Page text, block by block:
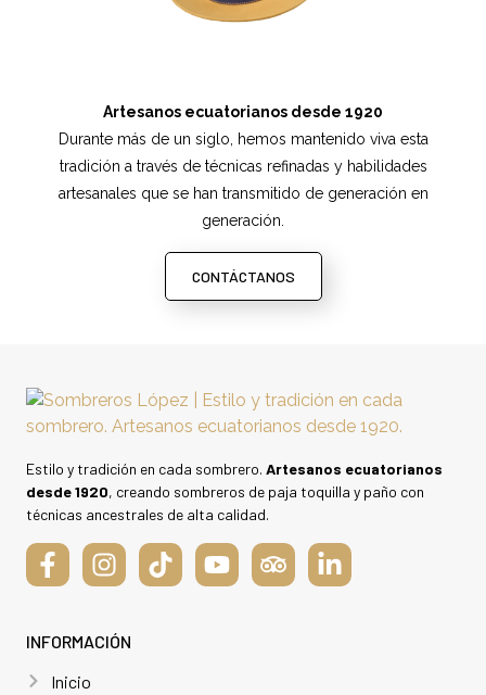
Artesanos ecuatorianos desde 1920
Durante más de un siglo, hemos mantenido viva esta
tradición a través de técnicas refinadas y habilidades
artesanales que se han transmitido de generación en
generación.
CONTÁCTANOS
Estilo y tradición en cada sombrero. Artesanos ecuatorianos
desde 1920, creando sombreros de paja toquilla y paño con
técnicas ancestrales de alta calidad.
INFORMACIÓN
Inicio